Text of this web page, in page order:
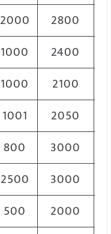
2000 2800
1000 2400
1000 2100
1001 2050
800 3000
2500 3000
500 2000